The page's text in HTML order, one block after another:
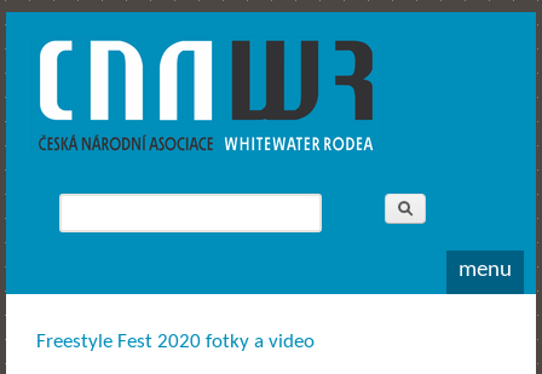
CNAWR -
Národní
Asociace
Rodea o.s.
Vyhledávání
menu
Freestyle Fest 2020 fotky a video